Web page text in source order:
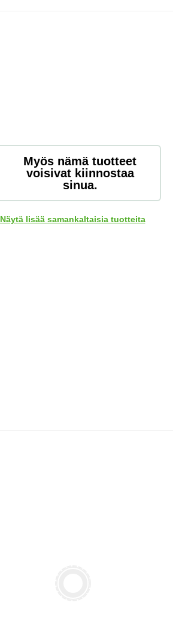
Myös nämä tuotteet
voisivat kiinnostaa
sinua.
Näytä lisää samankaltaisia ​​tuotteita